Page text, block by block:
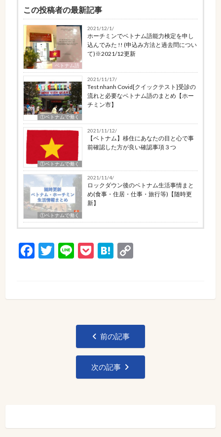
この投稿者の最新記事
ベトナム語
2021/12/1/
ホーチミンでベトナム語能力検定を申し
込んでみた !! (申込み方法と過去問につい
て)※2021/12更新
①ベトナムで働く
2021/11/17/
Test nhanh Covid[クイックテスト]受診の
流れと必要なベトナム語のまとめ【ホー
チミン市】
①ベトナムで働く
2021/11/12/
【ベトナム】移住にあなたの目と心で事
前確認した方が良い確認事項３つ
①ベトナムで働く
2021/11/4/
ロックダウン後のベトナム生活事情まと
め(食事・住居・仕事・旅行等)【随時更
新】
Facebook
Twitter
LinePocketHatena
Copy
シ
前の記事
次の記事